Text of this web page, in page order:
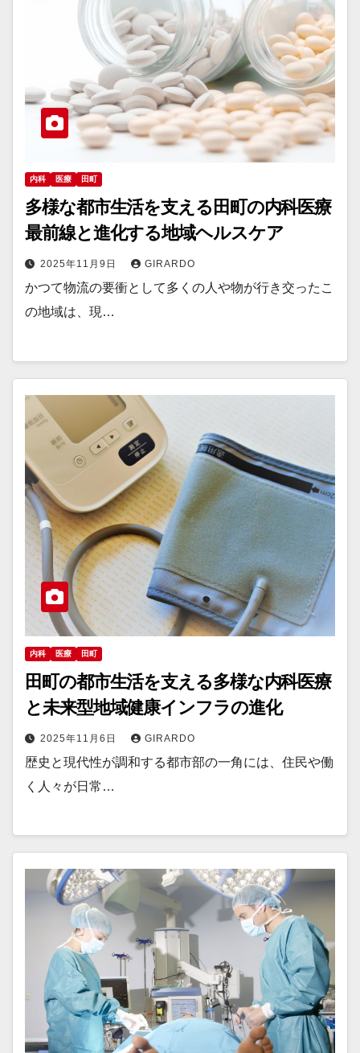
内科 医療 田町
多様な都市生活を支える田町の内科医療
最前線と進化する地域ヘルスケア
2025年11月9日 GIRARDO
かつて物流の要衝として多くの人や物が行き交ったこ
の地域は、現…
内科 医療 田町
田町の都市生活を支える多様な内科医療
と未来型地域健康インフラの進化
2025年11月6日 GIRARDO
歴史と現代性が調和する都市部の一角には、住民や働
く人々が日常…